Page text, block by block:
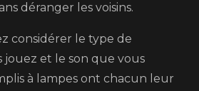
déranger les voisins.
considérer le type de
jouez et le son que vous
à lampes ont chacun leur